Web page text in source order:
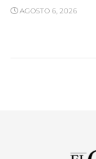
AGOSTO 6, 2026